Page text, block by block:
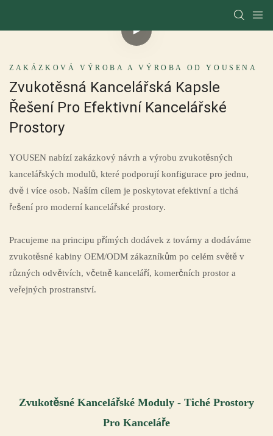
ZAKÁZKOVÁ VÝROBA A VÝROBA OD YOUSENA
Zvukotěsná Kancelářská Kapsle
Řešení Pro Efektivní Kancelářské
Prostory
YOUSEN nabízí zakázkový návrh a výrobu zvukotěsných
kancelářských modulů, které podporují konfigurace pro jednu,
dvě i více osob. Naším cílem je poskytovat efektivní a tichá
řešení pro moderní kancelářské prostory.
Pracujeme na principu přímých dodávek z továrny a dodáváme
zvukotěsné kabiny OEM/ODM zákazníkům po celém světě v
různých odvětvích, včetně kanceláří, komerčních prostor a
veřejných prostranství.
Zvukotěsné Kancelářské Moduly - Tiché Prostory
Pro Kanceláře